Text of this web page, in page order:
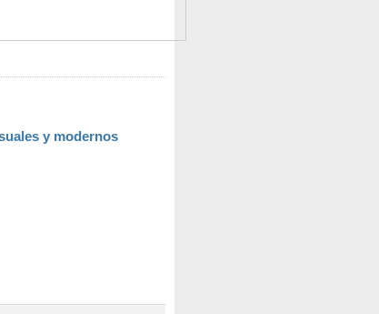
y modernos